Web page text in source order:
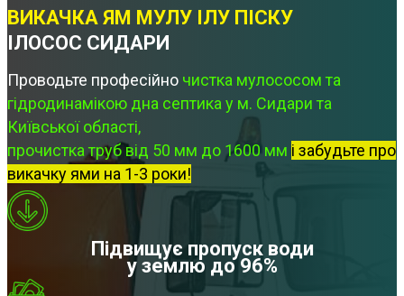
ВИКАЧКА ЯМ МУЛУ ІЛУ ПІСКУ
ІЛОСОС СИДАРИ
Проводьте професійно чистка мулососом та
гідродинамікою дна септика у м. Сидари та
Київської області,
прочистка труб від 50 мм до 1600 мм і забудьте про
викачку ями на 1-3 роки!
Підвищує пропуск води
у землю до 96%